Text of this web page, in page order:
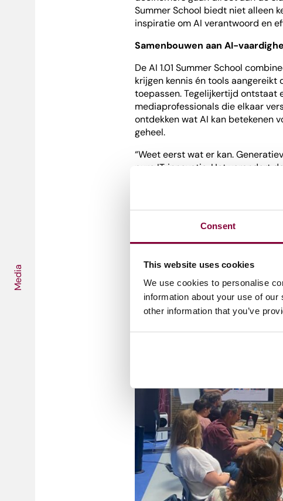
Consent
This website uses cookies
We use cookies to personalise
information about your use of
other information that you’ve
Media
Summer School biedt niet alleen
inspiratie om AI verantwoord en
Samenbouwen aan AI-
De AI 1.01 Summer School
krijgen kennis én tools aangereikt
toepassen. Tegelijkertijd ontstaat
mediaprofessionals die elkaar
ontdekken wat AI kan betekenen
geheel.
“Weet eerst wat er kan.
pure IT‑innovatie. Het verandert
Hogeschool Utrecht.